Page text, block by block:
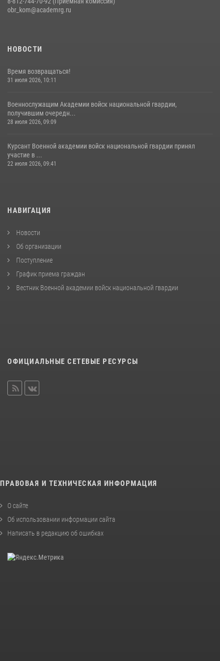
obr_kom@academrg.ru
НОВОСТИ
Время возвращаться!
31 июля 2026, 10:11
Военнослужащим Академии войск национальной гвардии,
получившим очередн...
28 июля 2026, 09:09
Курсант Военной академии войск национальной гвардии принял
участие в ...
22 июля 2026, 09:41
НАВИГАЦИЯ
Новости
Об организации
Поступление
График приема граждан
Вестник Военной академии войск национальной гвардии
ОФИЦИАЛЬНЫЕ СЕТЕВЫЕ РЕСУРСЫ
ПРАВОВАЯ И ТЕХНИЧЕСКАЯ ИНФОРМАЦИЯ
О сайте
Об использовании информации сайта
Написать в редакцию об ошибках